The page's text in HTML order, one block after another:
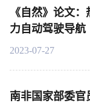
《自然》论文
力自动驾驶导航
2023-07-27
南非国家部委官